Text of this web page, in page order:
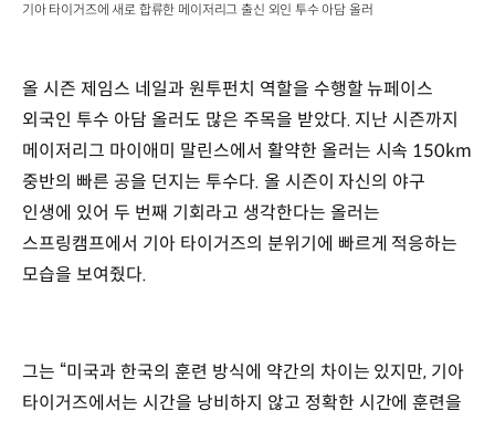
기아 타이거즈에 새로 합류한 메이저리그 출신 외인 투수 아담 올러
올 시즌 제임스 네일과 원투펀치 역할을 수행할 뉴페이스
외국인 투수 아담 올러도 많은 주목을 받았다. 지난 시즌까지
메이저리그 마이애미 말린스에서 활약한 올러는 시속 150km
중반의 빠른 공을 던지는 투수다. 올 시즌이 자신의 야구
인생에 있어 두 번째 기회라고 생각한다는 올러는
스프링캠프에서 기아 타이거즈의 분위기에 빠르게 적응하는
모습을 보여줬다.
그는 “미국과 한국의 훈련 방식에 약간의 차이는 있지만, 기아
타이거즈에서는 시간을 낭비하지 않고 정확한 시간에 훈련을